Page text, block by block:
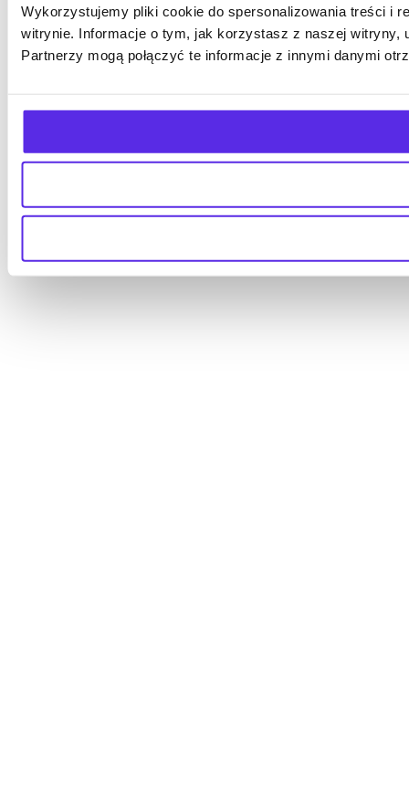
Wykorzystujemy pliki cookie do spersonalizowania treści i
witrynie. Informacje o tym, jak korzystasz z naszej witryny,
Partnerzy mogą połączyć te informacje z innymi danymi